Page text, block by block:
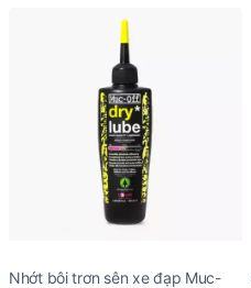
Nhớt bôi trơn sên xe đạp Muc-